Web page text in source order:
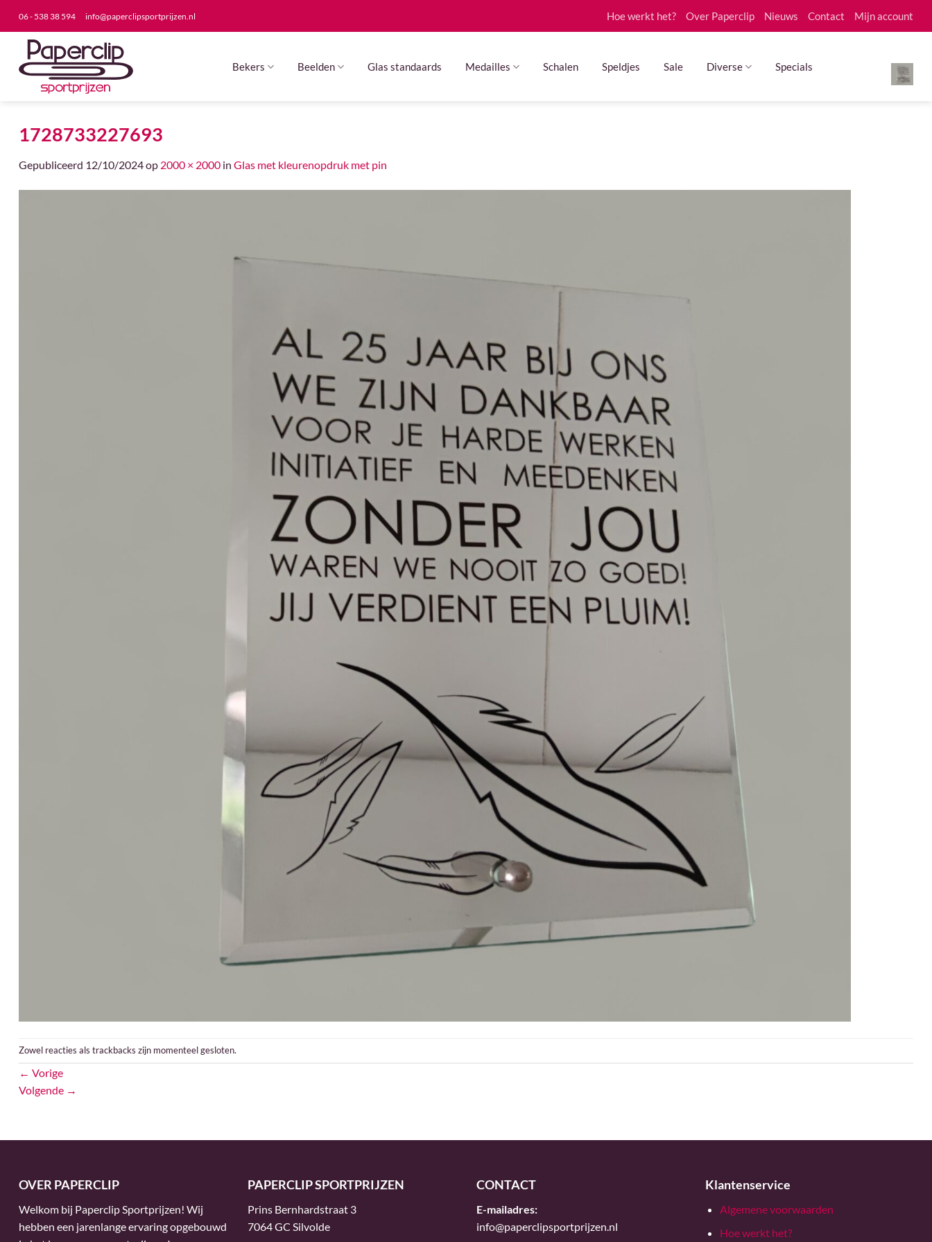
inhoud
06 - 538 38 594 info@paperclipsportprijzen.nl Hoe werkt het? Over Paperclip Nieuws Contact Mijn account
Bekers Beelden Glas standaards Medailles Schalen Speldjes Sale Diverse Specials
1728733227693
Gepubliceerd 12/10/2024op 2000 × 2000 in Glas met kleurenopdruk met pin
Zowel reacties als trackbacks zijn momenteel gesloten.
← Vorige
Volgende →
OVER PAPERCLIP
Welkom bij Paperclip Sportprijzen! Wij
hebben een jarenlange ervaring opgebouwd
PAPERCLIP SPORTPRIJZEN
Prins Bernhardstraat 3
7064 GC Silvolde
CONTACT
E-mailadres:
info@paperclipsportprijzen.nl
Klantenservice
Algemene voorwaarden
Hoe werkt het?